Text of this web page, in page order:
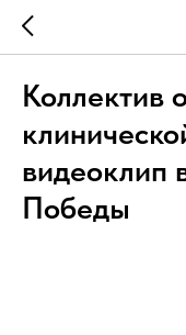
Коллектив
видеоклип
Победы